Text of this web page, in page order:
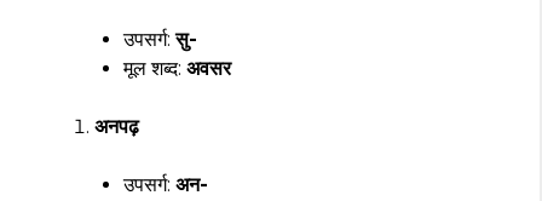
उपसर्ग:सु-
मूल शब्द: अवसर
अनपढ़
उपसर्ग: अन-